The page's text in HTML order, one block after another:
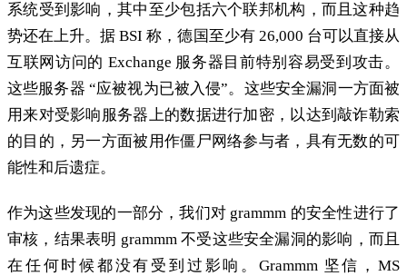
系统受到影响，其中至少包括六个联邦机构，而且这种趋
势还在上升。据 BSI 称，德国至少有 26,000 台可以直接从
互联网访问的 Exchange 服务器目前特别容易受到攻击。
这些服务器 “应被视为已被入侵”。这些安全漏洞一方面被
用来对受影响服务器上的数据进行加密，以达到敲诈勒索
的目的，另一方面被用作僵尸网络参与者，具有无数的可
能性和后遗症。
作为这些发现的一部分，我们对 grammm 的安全性进行了
审核，结果表明 grammm 不受这些安全漏洞的影响，而且
在任何时候都没有受到过影响。Grammm 坚信，MS